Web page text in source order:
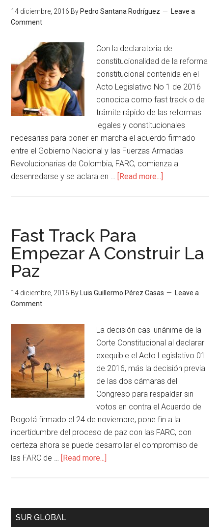
14 diciembre, 2016 By Pedro Santana Rodríguez
Leave a
Comment
Con la declaratoria de
constitucionalidad de la reforma
constitucional contenida en el
Acto Legislativo No 1 de 2016
conocida como fast track o de
trámite rápido de las reformas
legales y constitucionales
necesarias para poner en marcha el acuerdo firmado
entre el Gobierno Nacional y las Fuerzas Armadas
Revolucionarias de Colombia, FARC, comienza a
desenredarse y se aclara en … [Read more...]
Fast Track Para
Empezar A Construir La
Paz
14 diciembre, 2016 By Luis Guillermo Pérez Casas
Leave a
Comment
La decisión casi unánime de la
Corte Constitucional al declarar
exequible el Acto Legislativo 01
de 2016, más la decisión previa
de las dos cámaras del
Congreso para respaldar sin
votos en contra el Acuerdo de
Bogotá firmado el 24 de noviembre, pone fin a la
incertidumbre del proceso de paz con las FARC, con
certeza ahora se puede desarrollar el compromiso de
las FARC de … [Read more...]
SUR GLOBAL